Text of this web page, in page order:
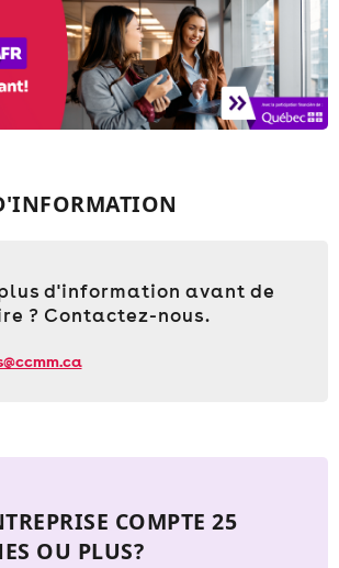
d'information avant de
? Contactez-nous.
COMPTE 25
OU PLUS?